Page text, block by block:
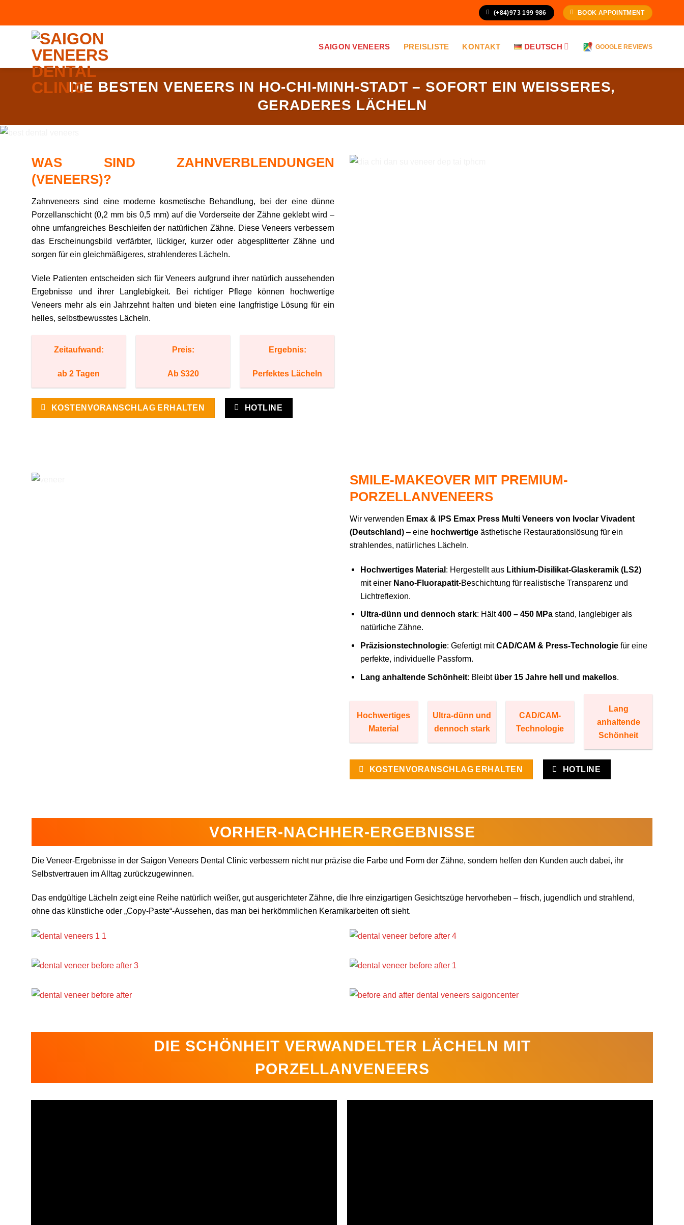
(+84)973 199 986 BOOK APPOINTMENT
SAIGON VENEERS PREISLISTE KONTAKT DEUTSCH GOOGLE REVIEWS
DIE BESTEN VENEERS IN HO-CHI-MINH-STADT – SOFORT EIN WEISSERES, G
ERADERES LÄCHELN
WAS SIND ZAHNVERBLENDUNGEN
(VENEERS)?
Zahnveneers sind eine moderne kosmetische Behandlung, bei der eine dünne
Porzellanschicht (0,2 mm bis 0,5 mm) auf die Vorderseite der Zähne geklebt wird –
ohne umfangreiches Beschleifen der natürlichen Zähne. Diese Veneers verbessern
das Erscheinungsbild verfärbter, lückiger, kurzer oder abgesplitterter Zähne und
sorgen für ein gleichmäßigeres, strahlenderes Lächeln.
Viele Patienten entscheiden sich für Veneers aufgrund ihrer natürlich aussehenden
Ergebnisse und ihrer Langlebigkeit. Bei richtiger Pflege können hochwertige
Veneers mehr als ein Jahrzehnt halten und bieten eine langfristige Lösung für ein
helles, selbstbewusstes Lächeln.
Zeitaufwand:
ab 2 Tagen
Preis:
Ab $320
Ergebnis:
Perfektes Lächeln
KOSTENVORANSCHLAG ERHALTEN HOTLINE
SMILE-MAKEOVER MIT PREMIUM-
PORZELLANVENEERS
Wir verwenden Emax & IPS Emax Press Multi Veneers von Ivoclar Vivadent
(Deutschland) – eine hochwertige ästhetische Restaurationslösung für ein
strahlendes, natürliches Lächeln.
Hochwertiges Material: Hergestellt aus Lithium-Disilikat-Glaskeramik (LS2)
mit einer Nano-Fluorapatit-Beschichtung für realistische Transparenz und
Lichtreflexion.
Ultra-dünn und dennoch stark: Hält400 – 450 MPa stand, langlebiger als
natürliche Zähne.
Präzisionstechnologie: Gefertigt mitCAD/CAM & Press-Technologie für eine
perfekte, individuelle Passform.
Lang anhaltende Schönheit: Bleibt über 15 Jahre hell und makellos.
Hochwertiges
Material
Ultra-dünn und
dennoch stark
CAD/CAM-
Technologie
Lang
anhaltende
Schönheit
KOSTENVORANSCHLAG ERHALTEN HOTLINE
VORHER-NACHHER-ERGEBNISSE
Die Veneer-Ergebnisse in der Saigon Veneers Dental Clinic verbessern nicht nur präzise die Farbe und Form der Zähne, sondern helfen den Kunden auch dabei, ihr
Selbstvertrauen im Alltag zurückzugewinnen.
Das endgültige Lächeln zeigt eine Reihe natürlich weißer, gut ausgerichteter Zähne, die Ihre einzigartigen Gesichtszüge hervorheben – frisch, jugendlich und strahlend,
ohne das künstliche oder „Copy-Paste“-Aussehen, das man bei herkömmlichen Keramikarbeiten oft sieht.
DIE SCHÖNHEIT VERWANDELTER LÄCHELN MIT
PORZELLANVENEERS